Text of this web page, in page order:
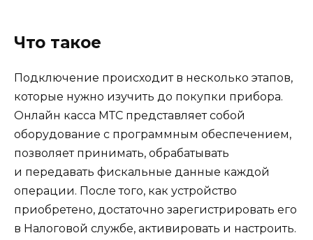
Что такое
Подключение происходит в несколько этапов,
которые нужно изучить до покупки прибора.
Онлайн касса МТС представляет собой
оборудование с программным обеспечением,
позволяет принимать, обрабатывать
и передавать фискальные данные каждой
операции. После того, как устройство
приобретено, достаточно зарегистрировать его
в Налоговой службе, активировать и настроить.